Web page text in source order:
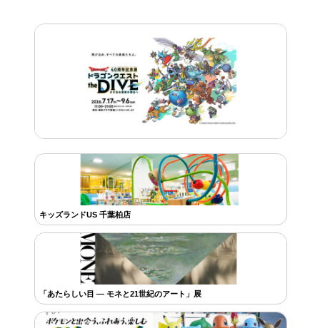
キッズランドUS 千葉柏店
「あたらしい目 ― モネと21世紀のアート」展